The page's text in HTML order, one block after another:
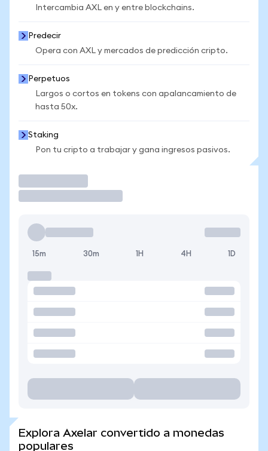
Intercambia AXL en y entre blockchains.
Predecir
Opera con AXL y mercados de predicción cripto.
Perpetuos
Largos o cortos en tokens con apalancamiento de
hasta 50x.
Staking
Pon tu cripto a trabajar y gana ingresos pasivos.
15m 30m 1H 4H 1D
Explora Axelar convertido a monedas
populares